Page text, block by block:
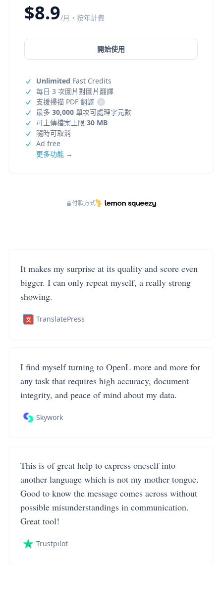
$8.9/月，按年計費
開始使用
Unlimited Fast Credits
每日 3 次圖片對圖片翻譯
支援掃描 PDF 翻譯
i
最多 30,000 單次可處理字元數
可上傳檔案上限 30 MB
隨時可取消
Ad free
更多功能 →
付款方式
It makes my surprise at its quality and score even
bigger. I can only repeat myself, a really strong
showing.
TranslatePress
I find myself turning to OpenL more and more for
any task that requires high accuracy, document
integrity, and peace of mind about my data.
Skywork
This is of great help to express oneself into
another language which is not my mother tongue.
Good to know the message comes across without
possible misunderstandings in communication.
Great tool!
Trustpilot